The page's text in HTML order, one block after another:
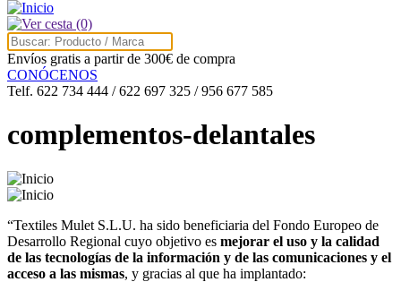
(0)
Envíos gratis a partir de 300€ de compra
CONÓCENOS
Telf. 622 734 444 / 622 697 325 / 956 677 585
complementos-delantales
“Textiles Mulet S.L.U. ha sido beneficiaria del Fondo Europeo de
Desarrollo Regional cuyo objetivo es mejorar el uso y la calidad
de las tecnologías de la información y de las comunicaciones y el
acceso a las mismas, y gracias al que ha implantado: